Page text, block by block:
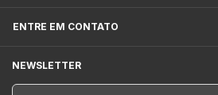
ENTRE EM CONTATO
NEWSLETTER